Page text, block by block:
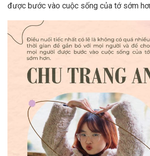
được bước vào cuộc sống của tớ sớm